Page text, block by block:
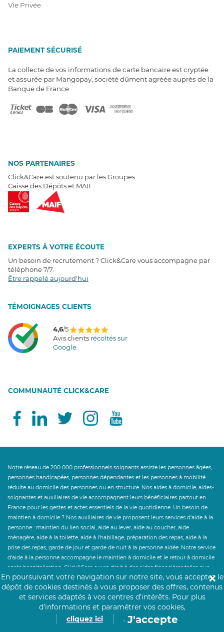
Vie Privée
PAIEMENT SÉCURISÉ
La collecte de vos informations de carte bancaire est cryptée
et assurée par Mangopay, société dûment agréée auprès de la
Banque de France.
NOS PARTENAIRES
Click&Care est soutenu par les Groupes
Caisse des Dépôts et MAIF.
EXPERTS À VOTRE ÉCOUTE
Un besoin de recrutement ? Click&Care vous accompagne par
téléphone 7/7
Être rappelé aujourd'hui
TÉMOIGNAGES CLIENTS
4,6/5
Avis clients récoltés sur
Google
COMMUNAUTÉ CLICK&CARE
Notre réseau de 200 000 professionnels soignants assiste les personnes âgées,
personnes handicapées, personnes dépendantes et les personnes à mobilité
réduite au domicile des personnes ou en structure. Nos aides à domicile, aides-
soignantes et auxiliaires de vie accompagnent leurs bénéficiaires partout en
France pour les gestes et actes essentiels de la vie quotidienne. Un besoin de
maintien à domicile ? Nos auxiliaires de vie proposent leurs services d'aide à la
personne : maintien du lien social, aide au lever, aide au coucher, aide
ménagère, aide à la toilette, aide à l'habillage, préparation des repas, aide à la
prise des repas, garde de jour et garde de nuit à la personne aidée. Notre service
d'aide à la personne accompagne le maintien à domicile et le retour à domicile
après hospitalisation. Click&Care ouvre droit à des aides financières telles que
l'Allocation Personnalisée d'Autonomie et au crédit d'impôt des services à la
personne à hauteur de 50%. Un besoin de personnel hospitalier en
établissement ? Click&Care recrute pour vous les soignants et infirmiers les plus
expérimentés et proches de vous.
En poursuivant votre navigation sur notre site, vous acceptez le
dépôt de cookies destinés à vous proposer des offres, contenus
et services adaptés à vos centres d’intérêts. Pour plus
d’informations et paramétrer vos cookies,
cliquez ici
. J'accepte
✕